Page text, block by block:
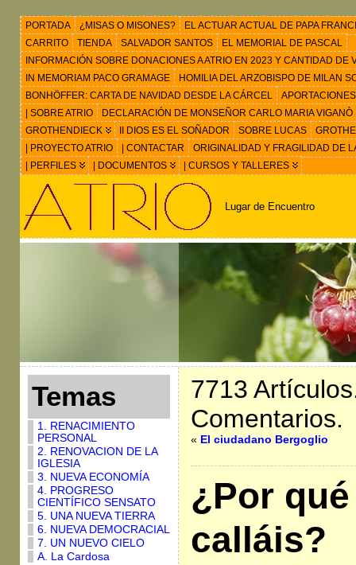
PORTADA ¿MISAS O MISONES?
EL ACTUAR ACTUAL DE PAPA
CARRITO
TIENDA SALVADOR SANTOS
EL MEMORIAL DE PASCAL
INFORMACIÓN SOBRE DONACIONES A ATRIO EN 2023 Y CANTIDAD
IN MEMORIAM PACO GRAMAGE
HOMILIA DEL ARZOBISPO DE MILAN
BONHÖFFER: CARTA DE NAVIDAD DESDE LA CÁRCEL
| SOBRE ATRIO
DECLARACIÓN DE MONSEÑOR CARLO MARIA VIGANÒ
GROTHENDIECK
II DIOS ES EL SOÑADOR SOBRE LUCAS
| PROYECTO ATRIO
| CONTACTAR
ORIGINALIDAD Y FRAGILIDAD DE
| PERFILES
| DOCUMENTOS | CURSOS Y TALLERES
Lugar de Encuentro
Temas
1. RENACIMIENTO
PERSONAL
2. RENOVACION DE LA
IGLESIA
3. NUEVA ECONOMÍA
4. PROGRESO
CIENTÍFICO SENSATO
5. UNA NUEVA TIERRA
6. NUEVA DEMOCRACIAL
7. UN NUEVO CIELO
A. La Cardosa
7713
Comentarios.
« El ciudadano Bergoglio
¿Por
calláis?